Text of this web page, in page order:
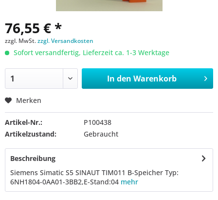
76,55 € *
zzgl. MwSt.zzgl. Versandkosten
Sofort versandfertig, Lieferzeit ca. 1-3 Werktage
In den Warenkorb
Merken
Artikel-Nr.:
P100438
Artikelzustand:
Gebraucht
Beschreibung
Siemens Simatic S5 SINAUT TIM011 B-Speicher Typ:
6NH1804-0AA01-3BB2,E-Stand:04 mehr